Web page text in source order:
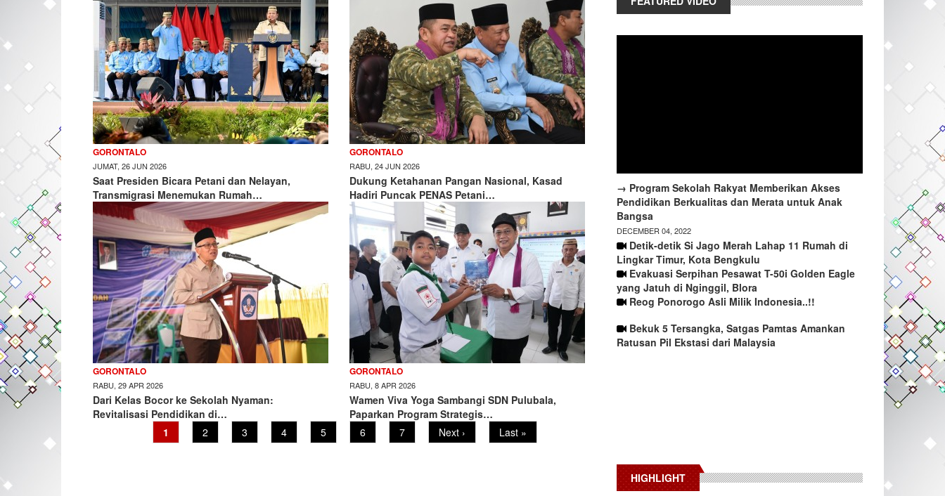
GORONTALO
JUMAT, 26 JUN 2026
Saat Presiden Bicara Petani dan Nelayan,
Transmigrasi Menemukan Rumah…
GORONTALO
RABU, 24 JUN 2026
Dukung Ketahanan Pangan Nasional, Kasad
Hadiri Puncak PENAS Petani…
GORONTALO
RABU, 29 APR 2026
Dari Kelas Bocor ke Sekolah Nyaman:
Revitalisasi Pendidikan di…
GORONTALO
RABU, 8 APR 2026
Wamen Viva Yoga Sambangi SDN Pulubala,
Paparkan Program Strategis…
Current
page
1 Page
2 Page
3 Page
4 Page
5 Page
6 Page
7
Next
page
Next ›
Last
page
Last »
→ Program Sekolah Rakyat Memberikan Akses
Pendidikan Berkualitas dan Merata untuk Anak
Bangsa
DECEMBER 04, 2022
Detik-detik Si Jago Merah Lahap 11 Rumah di
Lingkar Timur, Kota Bengkulu
Evakuasi Serpihan Pesawat T-50i Golden Eagle
yang Jatuh di Nginggil, Blora
Reog Ponorogo Asli Milik Indonesia..!!
Bekuk 5 Tersangka, Satgas Pamtas Amankan
Ratusan Pil Ekstasi dari Malaysia
HIGHLIGHT